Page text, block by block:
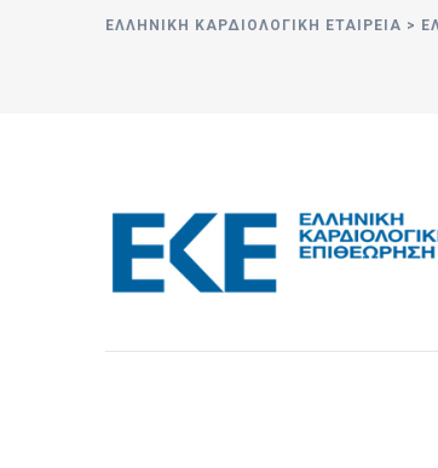
ΕΛΛΗΝΙΚΉ ΚΑΡΔΙΟΛΟΓΙΚΉ ΕΤΑΙΡΕΊΑ >